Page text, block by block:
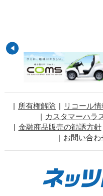
所有権解除 リコール情
カスタマーハラ
金融商品販売の勧誘方針
お問い合わ